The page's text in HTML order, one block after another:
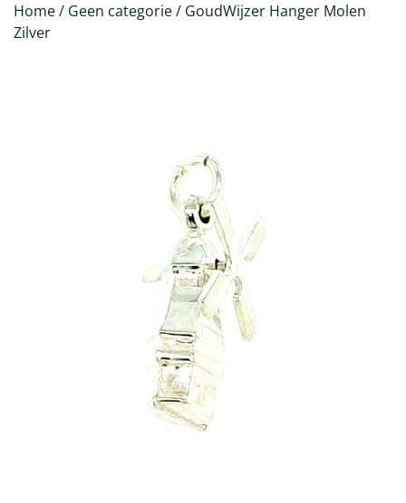
Home/ Geen categorie/ GoudWijzer Hanger Molen
Zilver